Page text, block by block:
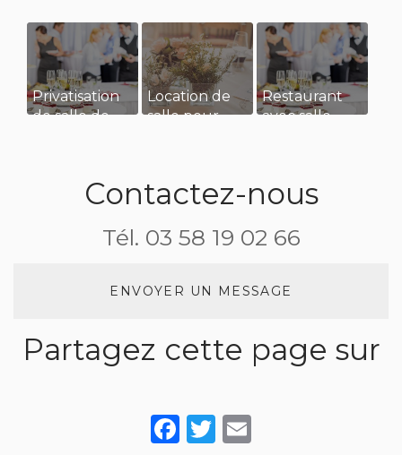
Privatisation
de salle de
d’entreprise
Location de
salle pour
Restaurant
avec salle
familiale à
Saône
Contactez-nous
Tél. 03 58 19 02 66
ENVOYER UN MESSAGE
Partagez cette page sur
Facebook
Twitter